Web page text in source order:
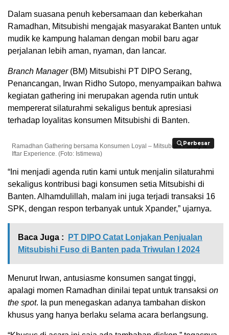
Dalam suasana penuh kebersamaan dan keberkahan
Ramadhan, Mitsubishi mengajak masyarakat Banten untuk
mudik ke kampung halaman dengan mobil baru agar
perjalanan lebih aman, nyaman, dan lancar.
Branch Manager(BM) Mitsubishi PT DIPO Serang,
Penancangan, Irwan Ridho Sutopo, menyampaikan bahwa
kegiatan gathering ini merupakan agenda rutin untuk
mempererat silaturahmi sekaligus bentuk apresiasi
terhadap loyalitas konsumen Mitsubishi di Banten.
Perbesar
Perbesar
Ramadhan Gathering bersama Konsumen Loyal – Mitsubishi Family &
Iftar Experience. (Foto: Istimewa)
“Ini menjadi agenda rutin kami untuk menjalin silaturahmi
sekaligus kontribusi bagi konsumen setia Mitsubishi di
Banten. Alhamdulillah, malam ini juga terjadi transaksi 16
SPK, dengan respon terbanyak untuk Xpander,” ujarnya.
Baca Juga :
PT DIPO Catat Lonjakan Penjualan
Mitsubishi Fuso di Banten pada Triwulan I 2024
Menurut Irwan, antusiasme konsumen sangat tinggi,
apalagi momen Ramadhan dinilai tepat untuk transaksi on
the spot. Ia pun menegaskan adanya tambahan diskon
khusus yang hanya berlaku selama acara berlangsung.